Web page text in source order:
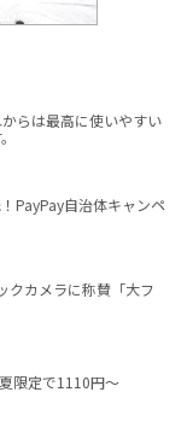
らは最高に使いやすい
PayPay自治体キャンペ
クカメラに称賛「大フ
限定で1110円～